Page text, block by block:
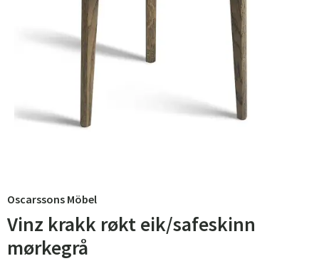
Oscarssons Möbel
Vinz krakk røkt eik/safeskinn
mørkegrå